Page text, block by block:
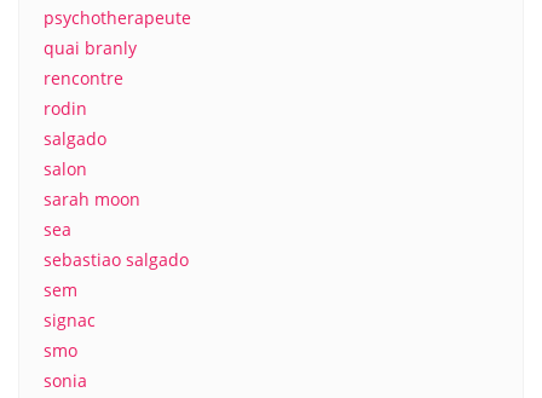
psychotherapeute
quai branly
rencontre
rodin
salgado
salon
sarah moon
sea
sebastiao salgado
sem
signac
smo
sonia